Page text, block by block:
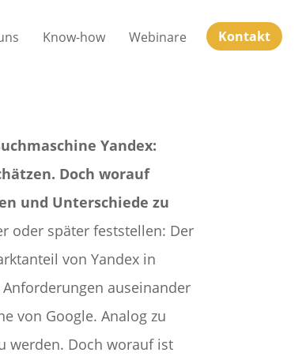
Know-how Webinare Kontakt
Yandex:
Doch worauf
und Unterschiede zu
oder später feststellen: Der
von Yandex in
auseinander
von Google. Analog zu
werden. Doch worauf ist